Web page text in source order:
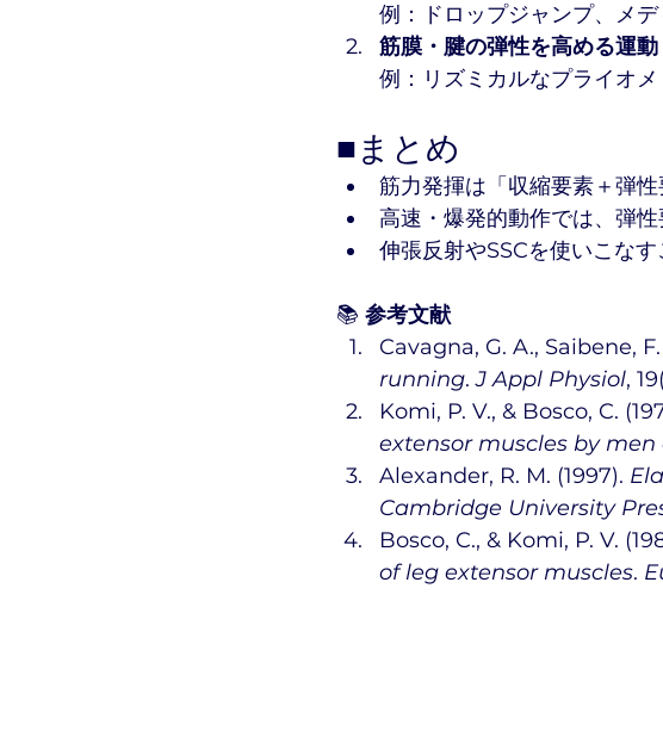
例：ドロップジャンプ、メ
筋膜・腱の弾性を高める運動
例：リズミカルなプライオ
■まとめ
筋力発揮は「収縮要素＋弾
高速・爆発的動作では、弾性
伸張反射やSSCを使いこな
📚 参考文献
Cavagna, G. A., Saibene,
running. J Appl Physiol,
Komi, P. V., & Bosco, C.
extensor muscles by
Alexander, R. M. (1997).
Cambridge University
Bosco, C., & Komi, P. V.
of leg extensor muscles.